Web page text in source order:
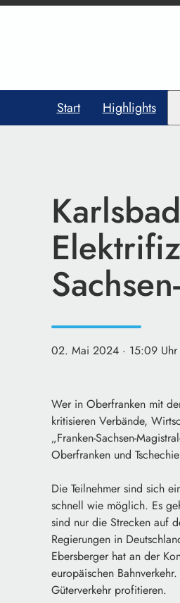
Start Highlights
02. Mai 2024 · 15:09 Uhr
Wer in Oberfranken mit
kritisieren Verbände,
„Franken-Sachsen-
Oberfranken und
Die Teilnehmer sind sich
schnell wie möglich. Es
sind nur die Strecken auf
Regierungen in
Ebersberger hat an der
europäischen
Güterverkehr profitieren.